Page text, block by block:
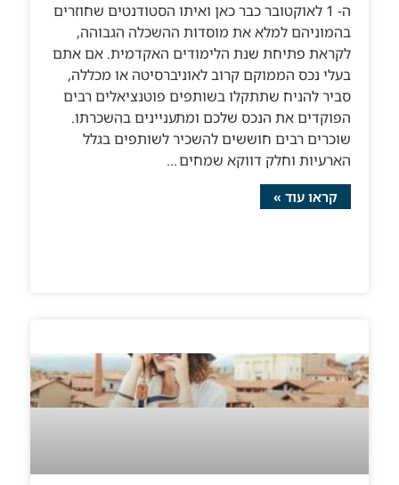
ה- 1 לאוקטובר כבר כאן ואיתו הסטודנטים שחוזרים
בהמוניהם למלא את מוסדות ההשכלה הגבוהה,
לקראת פתיחת שנת הלימודים האקדמית. אם אתם
בעלי נכס הממוקם קרוב לאוניברסיטה או מכללה,
סביר להניח שתתקלו בשותפים פוטנציאלים רבים
הפוקדים את הנכס שלכם ומתעניינים בהשכרתו.
שוכרים רבים חוששים להשכיר לשותפים בגלל
הארעיות וחלק דווקא שמחים
קראו עוד »